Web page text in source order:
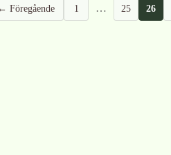
← Föregående 1 … 25 26